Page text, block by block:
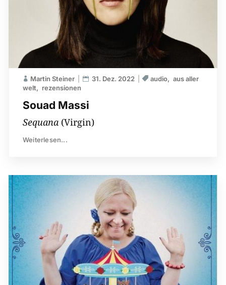
Souad Massi
Martin Steiner 31. Dez. 2022 audio
aus aller
welt
rezensionen
Sequana(Virgin)
Weiterlesen...